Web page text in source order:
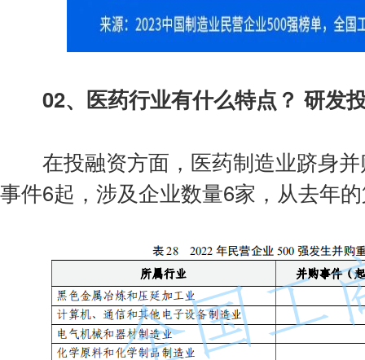
02、 医药行业有什么特点 ？ 研发
在投融资方面，医药制造业跻身并
事件6起，涉及企业数量6家，从去年